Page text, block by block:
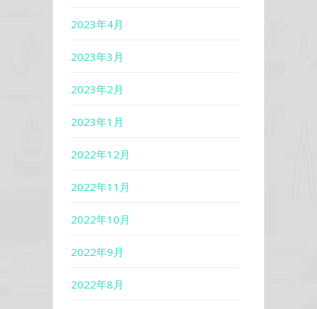
2023年4月
2023年3月
2023年2月
2023年1月
2022年12月
2022年11月
2022年10月
2022年9月
2022年8月